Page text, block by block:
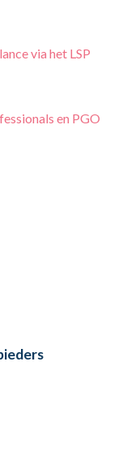
via het LSP
en PGO